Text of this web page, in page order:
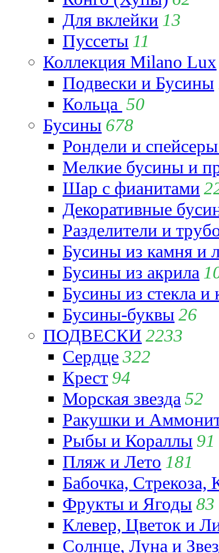
Для вклейки 13
Пуссеты 11
Коллекция Milano Lux
Подвески и Бусины
Кольца 50
Бусины 678
Рондели и
Мелкие бусины и
Шар с фианитами
Декоративные
Разделители и
Бусины из камня и
Бусины из акрила
Бусины из стекла и
Бусины-буквы 26
ПОДВЕСКИ 2233
Сердце322
Крест 94
Морская звезда 52
Ракушки и
Рыбы и Кораллы 91
Пляж и Лето 181
Бабочка,
Фрукты и Ягоды 83
Клевер, Цветок и
Солнце, Луна и